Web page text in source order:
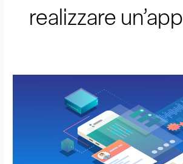
realizzare un’app